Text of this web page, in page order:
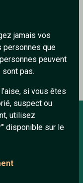
jamais vos
personnes que
peuvent
sont pas.
si vous êtes
suspect ou
utilisez
disponible sur le
0